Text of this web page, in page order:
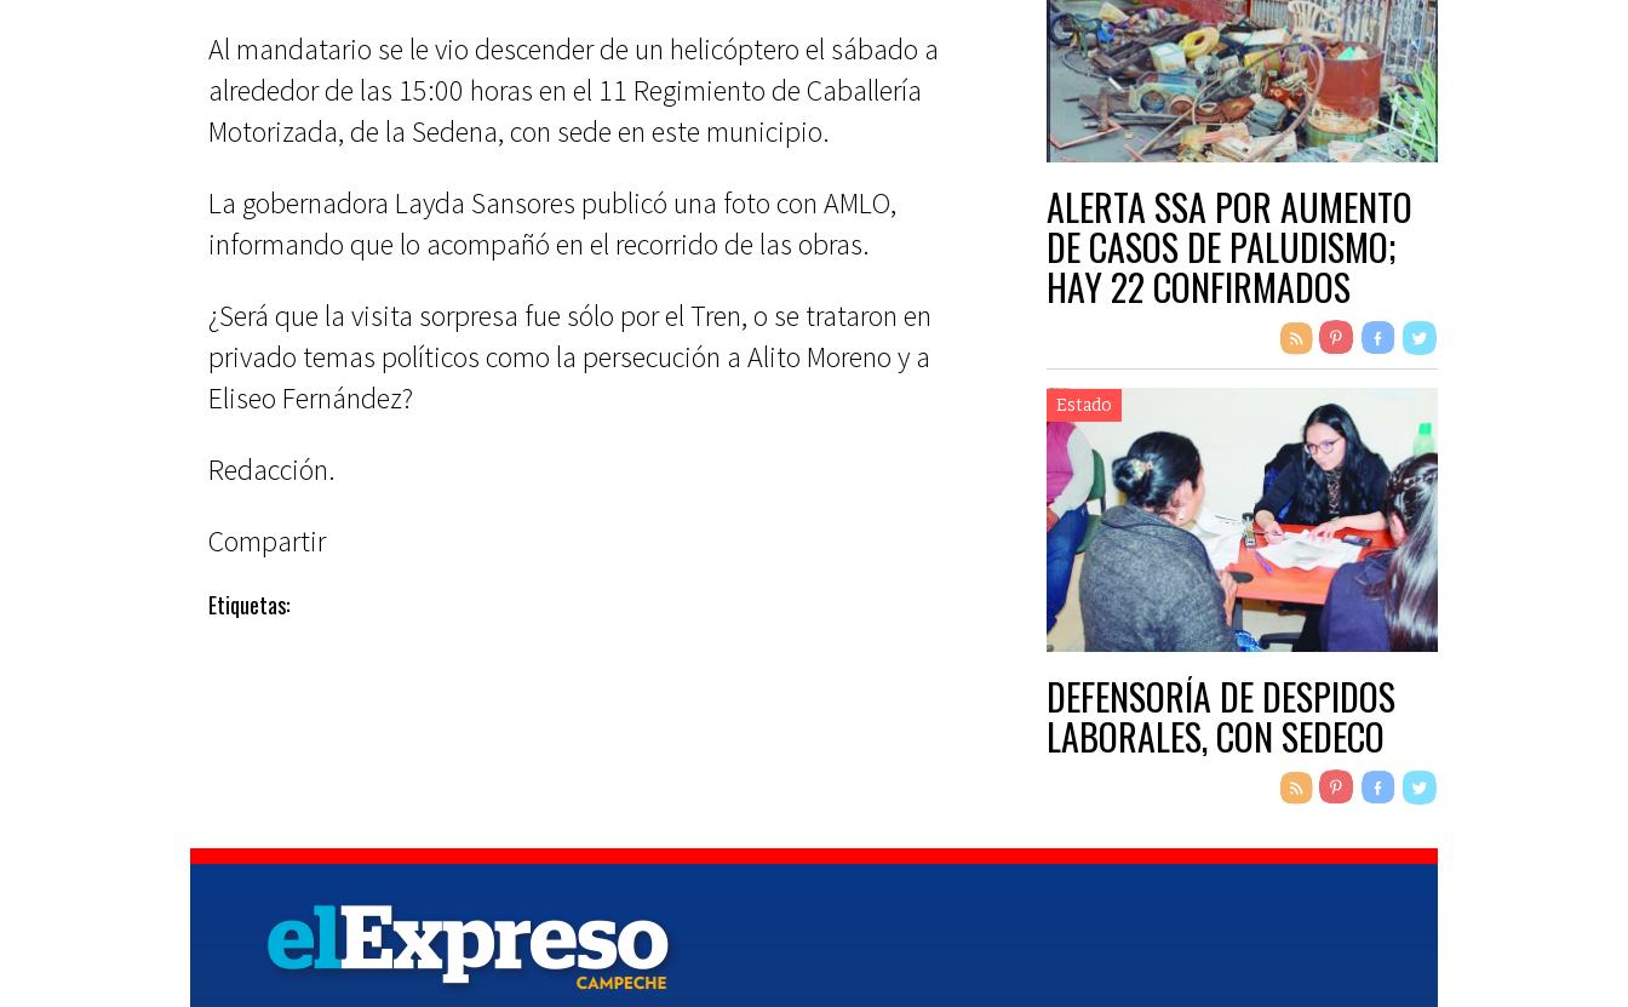
Al mandatario se le vio descender de un helicóptero el sábado a
alrededor de las 15:00 horas en el 11 Regimiento de Caballería
Motorizada, de la Sedena, con sede en este municipio.
La gobernadora Layda Sansores publicó una foto con AMLO,
informando que lo acompañó en el recorrido de las obras.
¿Será que la visita sorpresa fue sólo por el Tren, o se trataron en
privado temas políticos como la persecución a Alito Moreno y a
Eliseo Fernández?
Redacción.
Compartir
Etiquetas:
ALERTA SSA POR AUMENTO
DE CASOS DE PALUDISMO;
HAY 22 CONFIRMADOS
Estado
DEFENSORÍA DE DESPIDOS
LABORALES, CON SEDECO